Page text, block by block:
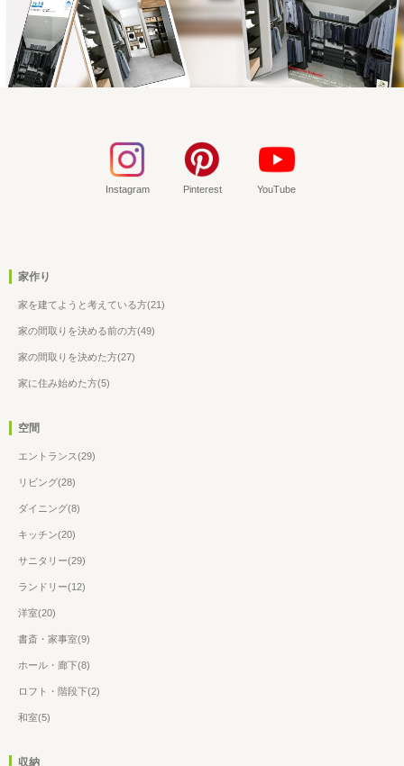
Instagram Pinterest YouTube
家作り
家を建てようと考えている方(21)
家の間取りを決める前の方(49)
家の間取りを決めた方(27)
家に住み始めた方(5)
空間
エントランス(29)
リビング(28)
ダイニング(8)
キッチン(20)
サニタリー(29)
ランドリー(12)
洋室(20)
書斎・家事室(9)
ホール・廊下(8)
ロフト・階段下(2)
和室(5)
収納